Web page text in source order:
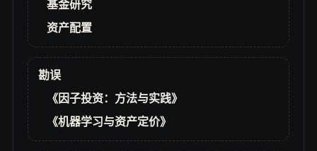
基金研究
资产配置
勘误
《因子投资：方法与实践》
《机器学习与资产定价》